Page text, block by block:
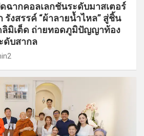
ปิดฉากคอลเลกชันระดับมาสเตอร์
งสรรค์ “ผ้าลายน้ำไหล” สู่ชิ้น
ลิมิเต็ด ถ่ายทอดภูมิปัญญาท้อง
ดับสากล